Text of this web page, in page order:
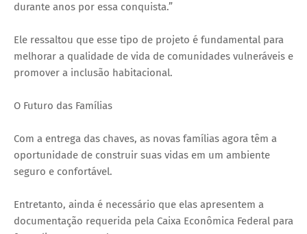
durante anos por essa conquista.”
Ele ressaltou que esse tipo de projeto é fundamental para
melhorar a qualidade de vida de comunidades vulneráveis e
promover a inclusão habitacional.
O Futuro das Famílias
Com a entrega das chaves, as novas famílias agora têm a
oportunidade de construir suas vidas em um ambiente
seguro e confortável.
Entretanto, ainda é necessário que elas apresentem a
documentação requerida pela Caixa Econômica Federal para